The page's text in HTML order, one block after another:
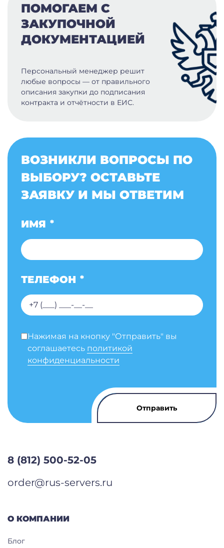
ПОМОГАЕМ С
ЗАКУПОЧНОЙ
ДОКУМЕНТАЦИЕЙ
Персональный менеджер решит
любые вопросы — от правильного
описания закупки до подписания
контракта и отчётности в ЕИС.
ВОЗНИКЛИ ВОПРОСЫ ПО
ВЫБОРУ? ОСТАВЬТЕ
ЗАЯВКУ И МЫ ОТВЕТИМ
ИМЯ *
ТЕЛЕФОН *
Нажимая на кнопку "Отправить" вы
соглашаетесь политикой
конфиденциальности
О КОМПАНИИ
Блог
8 (812) 500-52-05
order@rus-servers.ru